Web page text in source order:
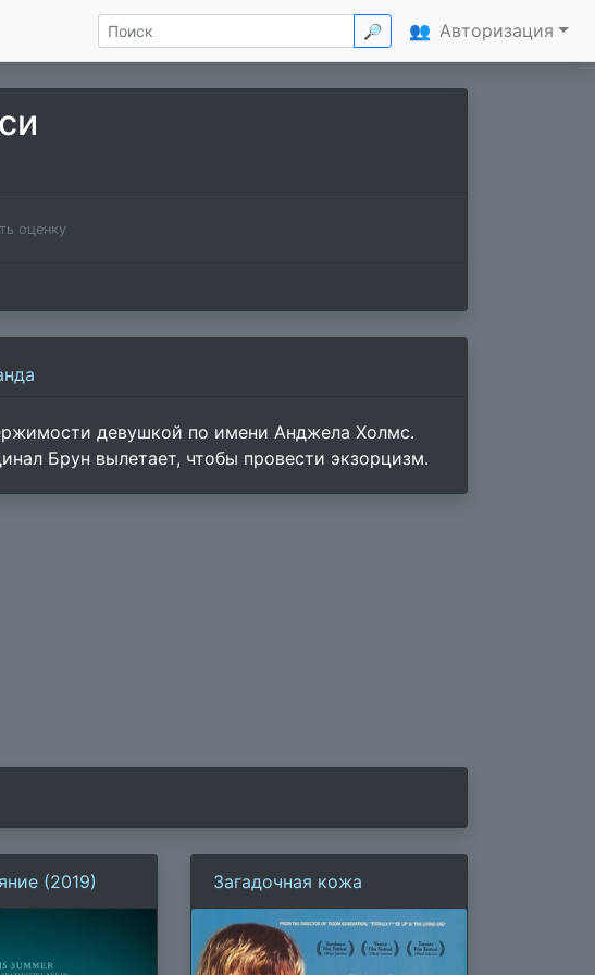
🔎 👥 Авторизация
оценку
девушкой по имени Анджела Холмс.
Брун вылетает, чтобы провести экзорцизм.
(2019) Загадочная кожа